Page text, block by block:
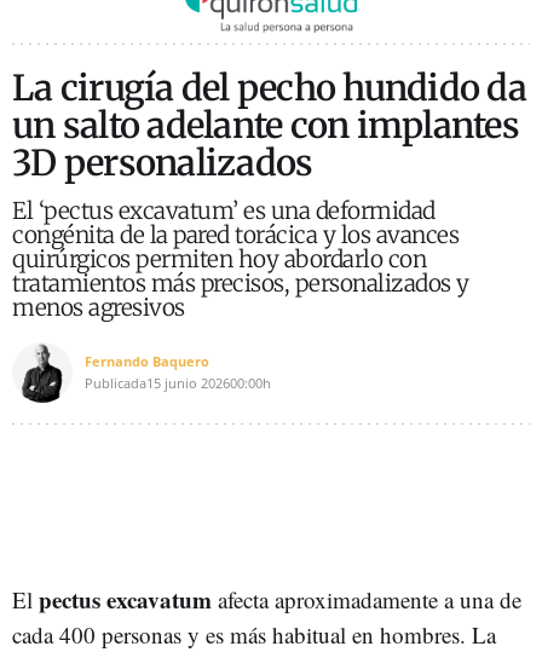
La cirugía del pecho hundido da
un salto adelante con implantes
3D personalizados
El ‘pectus excavatum’ es una deformidad
congénita de la pared torácica y los avances
quirúrgicos permiten hoy abordarlo con
tratamientos más precisos, personalizados y
menos agresivos
Fernando Baquero
Publicada15 junio 202600:00h
El pectus excavatum afecta aproximadamente a una de
cada 400 personas y es más habitual en hombres. La